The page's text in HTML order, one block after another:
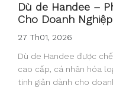
Dù de Handee –
Cho Doanh
27 Th01, 2026
Dù de Handee được
cao cấp, cá nhân hóa
tinh giản dành cho